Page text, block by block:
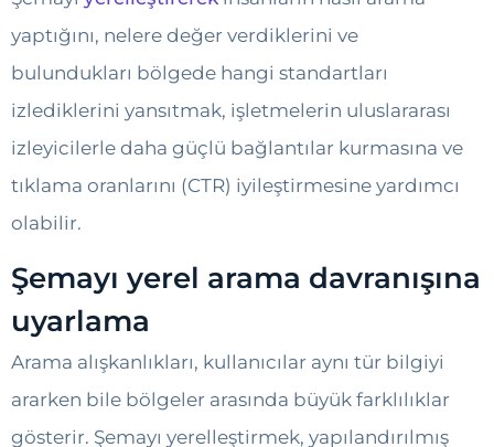
yaptığını, nelere değer verdiklerini ve
bulundukları bölgede hangi standartları
izlediklerini yansıtmak, işletmelerin uluslararası
izleyicilerle daha güçlü bağlantılar kurmasına ve
tıklama oranlarını (CTR) iyileştirmesine yardımcı
olabilir.
Şemayı yerel arama davranışına
uyarlama
Arama alışkanlıkları, kullanıcılar aynı tür bilgiyi
ararken bile bölgeler arasında büyük farklılıklar
gösterir. Şemayı yerelleştirmek, yapılandırılmış